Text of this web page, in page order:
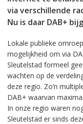
via verschillende
Nu is daar DAB+
Lokale publieke
mogelijkheid om via
Sleutelstad formeel
wachten op de
deze regio. Zo’n
DAB+ waarvan
In onze regio waren
Sleutelstad er sinds